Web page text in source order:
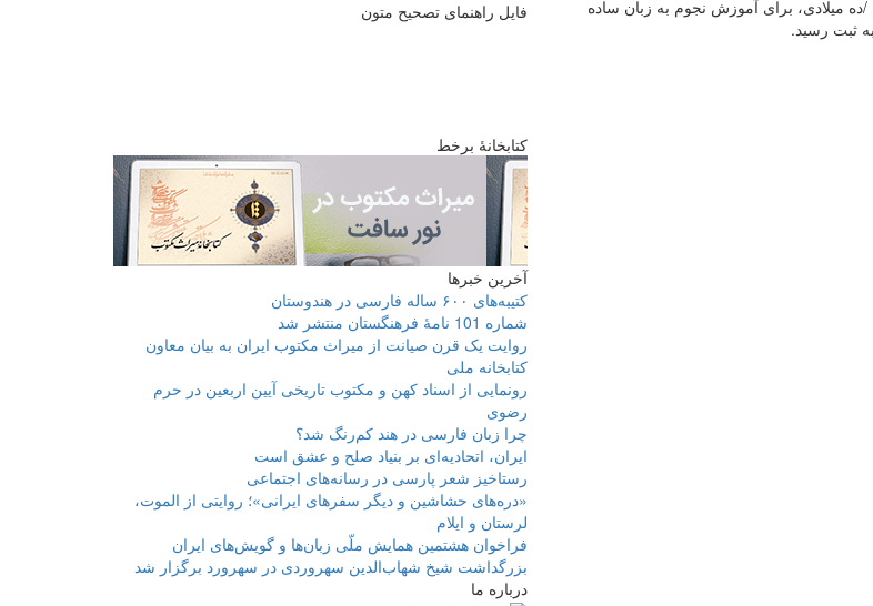
پنجم /ده میلادی، برای آموزش نجوم به زبان ساده
ثبت رسید.
فایل راهنمای تصحیح متون
کتابخانۀ برخط
آخرین خبرها
کتیبه‌های ۶۰۰ ساله فارسی در هندوستان
شماره 101 نامۀ فرهنگستان منتشر شد
روایت یک قرن صیانت از میراث مکتوب ایران به بیان معاون
کتابخانه ملی
رونمایی از اسناد کهن و مکتوب تاریخی آیین اربعین در حرم
رضوی
چرا زبان فارسی در هند کم‌رنگ شد؟
ایران، اتحادیه‌ای بر بنیاد صلح و عشق است
رستاخیز شعر پارسی در رسانه‌های اجتماعی
«دره‌های حشاشین و دیگر سفرهای ایرانی»؛ روایتی از الموت،
لرستان و ایلام
فراخوان هشتمین همایش ملّی زبان‌ها و گویش‌های ایران
بزرگداشت شیخ شهاب‌الدین سهروردی در سهرورد برگزار شد
درباره ما